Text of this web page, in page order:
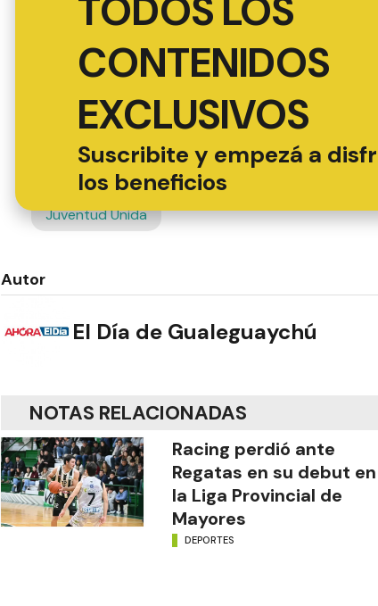
TODOS LOS
CONTENIDOS
EXCLUSIVOS
Suscribite y empezá a
los beneficios
Juventud Unida
Autor
El Día de Gualeguaychú
NOTAS RELACIONADAS
Racing perdió ante
Regatas en su debut en
la Liga Provincial de
Mayores
DEPORTES